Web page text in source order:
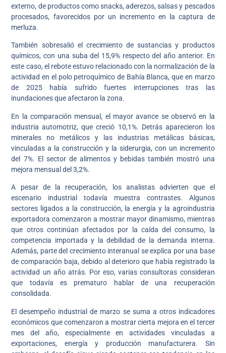
externo, de productos como snacks, aderezos, salsas y pescados
procesados, favorecidos por un incremento en la captura de
merluza.
También sobresalió el crecimiento de sustancias y productos
químicos, con una suba del 15,9% respecto del año anterior. En
este caso, el rebote estuvo relacionado con la normalización de la
actividad en el polo petroquímico de Bahía Blanca, que en marzo
de 2025 había sufrido fuertes interrupciones tras las
inundaciones que afectaron la zona.
En la comparación mensual, el mayor avance se observó en la
industria automotriz, que creció 10,1%. Detrás aparecieron los
minerales no metálicos y las industrias metálicas básicas,
vinculadas a la construcción y la siderurgia, con un incremento
del 7%. El sector de alimentos y bebidas también mostró una
mejora mensual del 3,2%.
A pesar de la recuperación, los analistas advierten que el
escenario industrial todavía muestra contrastes. Algunos
sectores ligados a la construcción, la energía y la agroindustria
exportadora comenzaron a mostrar mayor dinamismo, mientras
que otros continúan afectados por la caída del consumo, la
competencia importada y la debilidad de la demanda interna.
Además, parte del crecimiento interanual se explica por una base
de comparación baja, debido al deterioro que había registrado la
actividad un año atrás. Por eso, varias consultoras consideran
que todavía es prematuro hablar de una recuperación
consolidada.
El desempeño industrial de marzo se suma a otros indicadores
económicos que comenzaron a mostrar cierta mejora en el tercer
mes del año, especialmente en actividades vinculadas a
exportaciones, energía y producción manufacturera. Sin